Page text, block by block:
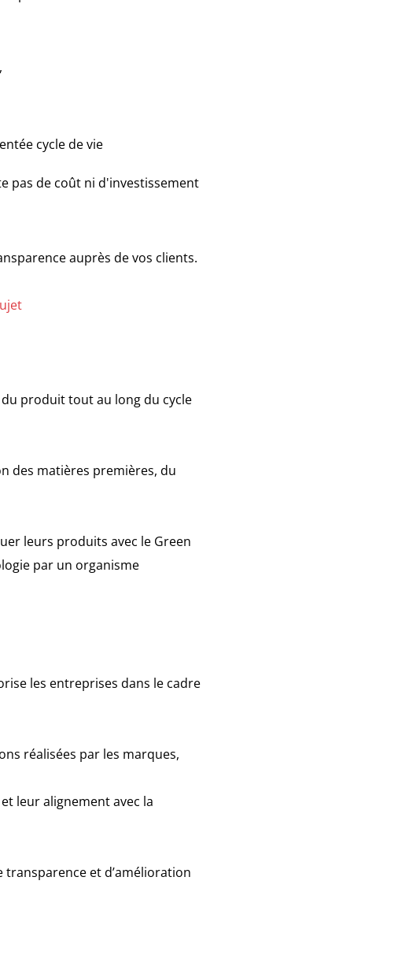
cycle de vie
pas de coût ni d'investissement
auprès de vos clients.
du produit tout au long du cycle
des matières premières, du
leurs produits avec le Green
par un organisme
les entreprises dans le cadre
réalisées par les marques,
leur alignement avec la
et d’amélioration